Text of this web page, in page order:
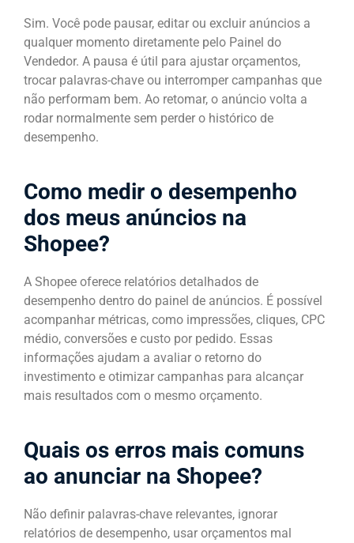
Sim. Você pode pausar, editar ou excluir anúncios a
qualquer momento diretamente pelo Painel do
Vendedor. A pausa é útil para ajustar orçamentos,
trocar palavras-chave ou interromper campanhas que
não performam bem. Ao retomar, o anúncio volta a
rodar normalmente sem perder o histórico de
desempenho.
Como medir o desempenho
dos meus anúncios na
Shopee?
A Shopee oferece relatórios detalhados de
desempenho dentro do painel de anúncios. É possível
acompanhar métricas, como impressões, cliques, CPC
médio, conversões e custo por pedido. Essas
informações ajudam a avaliar o retorno do
investimento e otimizar campanhas para alcançar
mais resultados com o mesmo orçamento.
Quais os erros mais comuns
ao anunciar na Shopee?
Não definir palavras-chave relevantes, ignorar
relatórios de desempenho, usar orçamentos mal